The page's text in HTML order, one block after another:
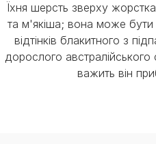
Їхня шерсть зверху
та м'якіша; вона може бути
відтінків блакитного з
дорослого
важить він